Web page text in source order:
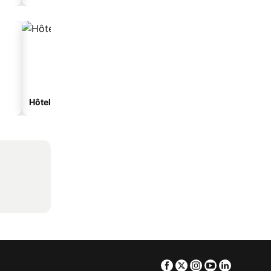
Hôtels spa
Facebook
TwitterInstagram
Youtube